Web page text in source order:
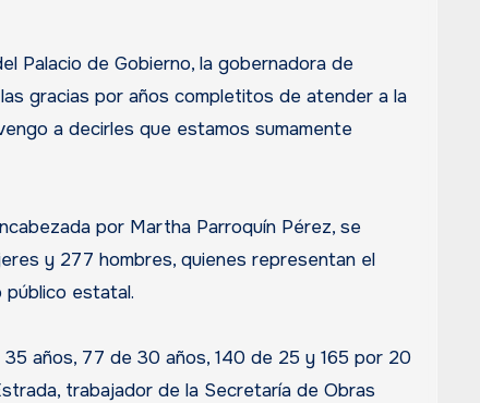
Palacio de Gobierno, la gobernadora de
gracias por años completitos de atender a la
a decirles que estamos sumamente
por Martha Parroquín Pérez, se
y 277 hombres, quienes representan el
público estatal.
años, 77 de 30 años, 140 de 25 y 165 por 20
trabajador de la Secretaría de Obras